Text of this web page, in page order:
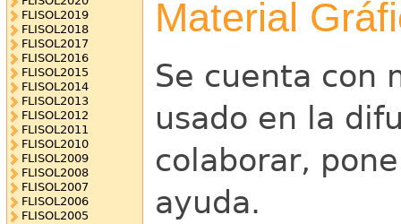
FLISOL2019
FLISOL2018
FLISOL2017
FLISOL2016
FLISOL2015
FLISOL2014
FLISOL2013
FLISOL2012
FLISOL2011
FLISOL2010
FLISOL2009
FLISOL2008
FLISOL2007
FLISOL2006
FLISOL2005
Material
Se cuenta con
usado en la
colaborar,
ayuda.